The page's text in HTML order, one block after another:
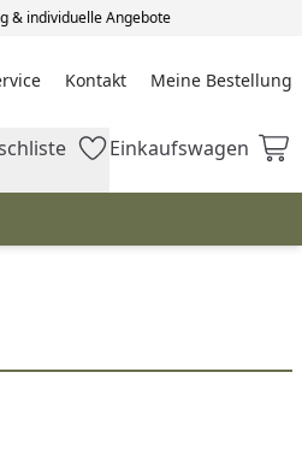
& individuelle Angebote
Kontakt Meine Bestellung
Meine Bestellung
Einkaufswagen
Einkaufswagen